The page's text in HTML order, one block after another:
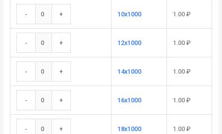
- + 10x1000 1.00₽
- + 12x1000 1.00₽
- + 14x1000 1.00₽
- + 16x1000 1.00₽
- + 18x1000 1.00₽